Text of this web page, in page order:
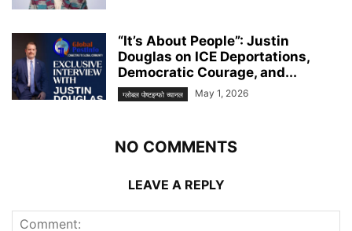
“It’s About People”: Justin
Douglas on ICE Deportations,
Democratic Courage, and...
ग्लोबल पोष्टइन्फो च्यानल May 1, 2026
NO COMMENTS
LEAVE A REPLY